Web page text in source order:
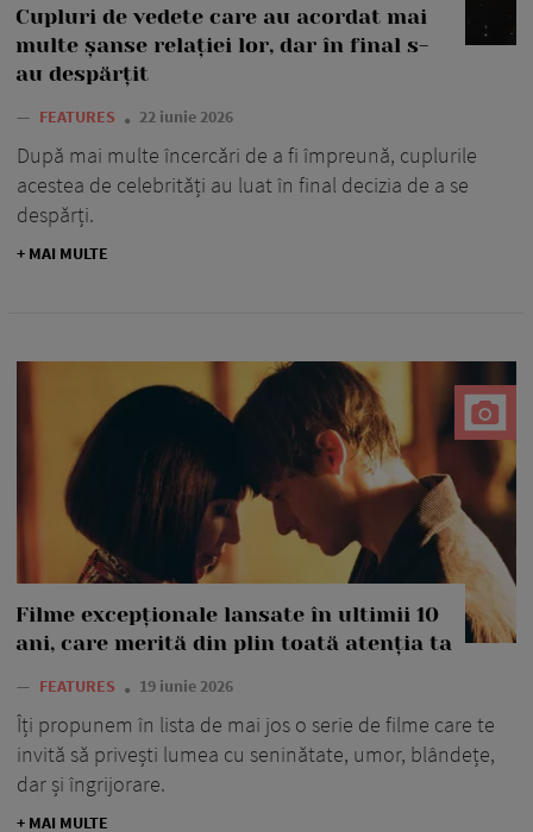
Cupluri de vedete care au acordat mai
multe șanse relației lor, dar în final s-
au despărțit
— FEATURES 22 iunie 2026
După mai multe încercări de a fi împreună, cuplurile
acestea de celebrități au luat în final decizia de a se
despărți.
+ MAI MULTE
Filme excepționale lansate în ultimii 10
ani, care merită din plin toată atenția ta
— FEATURES 19 iunie 2026
Îți propunem în lista de mai jos o serie de filme care te
invită să privești lumea cu seninătate, umor, blândețe,
dar și îngrijorare.
+ MAI MULTE